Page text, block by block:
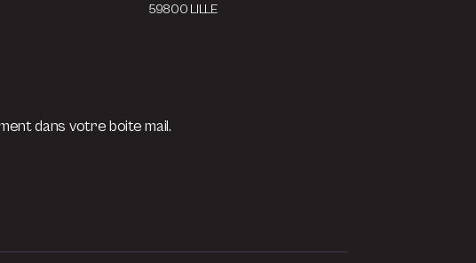
59800 LILLE
dans votre boite mail.